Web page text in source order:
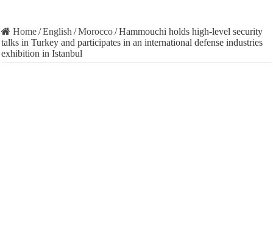
Home/English /Morocco/Hammouchi holds high-level security
talks in Turkey and participates in an international defense industries
exhibition in Istanbul